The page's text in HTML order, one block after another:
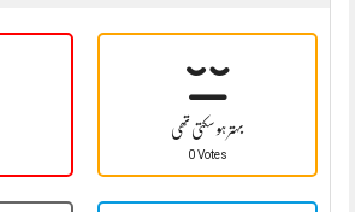
بہتر ہو سکتی تھی
0 Votes